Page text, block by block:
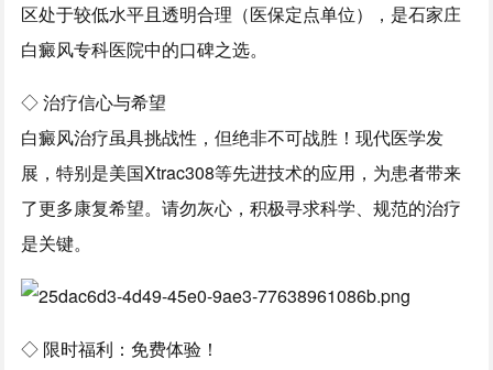
区处于较低水平且透明合理（医保定点单位），是石家庄
白癜风专科医院中的口碑之选。
◇ 治疗信心与希望
白癜风治疗虽具挑战性，但绝非不可战胜！现代医学发
展，特别是美国Xtrac308等先进技术的应用，为患者带来
了更多康复希望。请勿灰心，积极寻求科学、规范的治疗
是关键。
◇ 限时福利：免费体验！